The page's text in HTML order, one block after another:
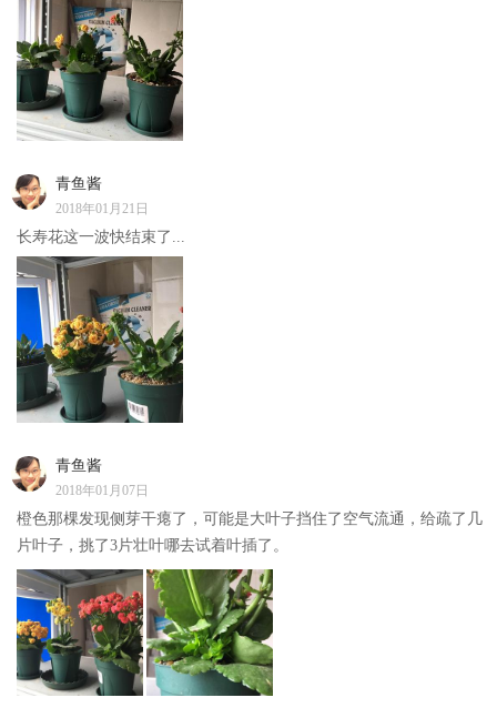
青鱼酱
2018年01月21日
长寿花这一波快结束了...
青鱼酱
2018年01月07日
橙色那棵发现侧芽干瘪了，可能是大叶子挡住了空气流通，给疏了几
片叶子，挑了3片壮叶哪去试着叶插了。